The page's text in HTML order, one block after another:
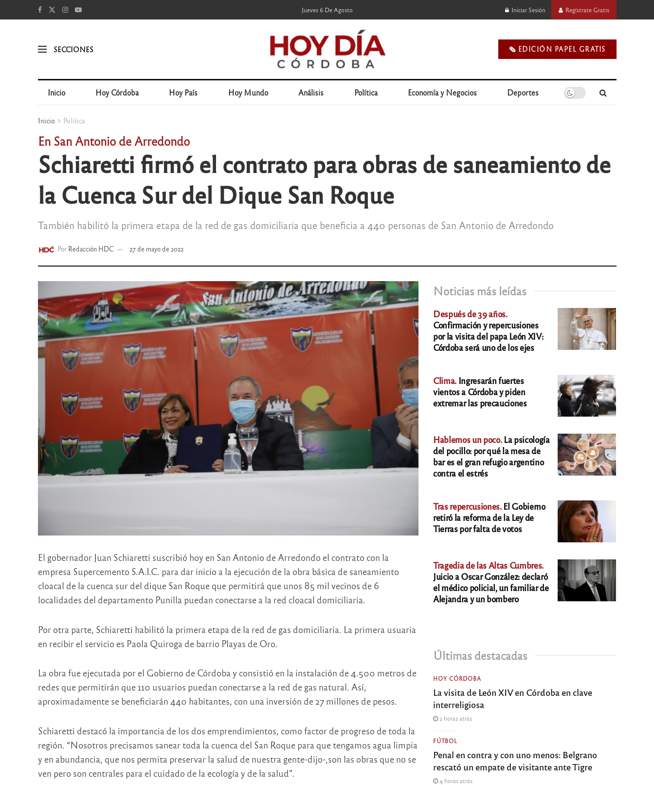
Jueves 6 De Agosto Iniciar Sesión Regístrate Gratis
SECCIONES 🗞️ EDICIÓN PAPEL GRATIS
Inicio Hoy Córdoba Hoy País Hoy Mundo Análisis Política Economía y Negocios Deportes
Inicio Política
En San Antonio de Arredondo
Schiaretti firmó el contrato para obras de saneamiento de
la Cuenca Sur del Dique San Roque
También habilitó la primera etapa de la red de gas domiciliaria que beneficia a 440 personas de San Antonio de Arredondo
Por Redacción HDC 27 de mayo de 2022
El gobernador Juan Schiaretti suscribió hoy en San Antonio de Arredondo el contrato con la
empresa Supercemento S.A.I.C. para dar inicio a la ejecución de la obra básica de saneamiento
cloacal de la cuenca sur del dique San Roque que permitirá que unos 85 mil vecinos de 6
localidades del departamento Punilla puedan conectarse a la red cloacal domiciliaria.
Por otra parte, Schiaretti habilitó la primera etapa de la red de gas domiciliaria. La primera usuaria
en recibir el servicio es Paola Quiroga de barrio Playas de Oro.
La obra fue ejecutada por el Gobierno de Córdoba y consistió en la instalación de 4.500 metros de
redes que permitirán que 110 usuarios puedan conectarse a la red de gas natural. Así,
aproximadamente se beneficiarán 440 habitantes, con una inversión de 27 millones de pesos.
Schiaretti destacó la importancia de los dos emprendimientos, como factor de progreso de toda la
región. “Nosotros precisamos sanear toda la cuenca del San Roque para que tengamos agua limpia
y en abundancia, que nos permita preservar la salud de nuestra gente-dijo-,son las obras que no se
ven pero son centrales para el cuidado de la ecología y de la salud”.
Noticias más leídas
Después de 39 años.
Confirmación y repercusiones
por la visita del papa León XIV:
Córdoba será uno de los ejes
Clima. Ingresarán fuertes
vientos a Córdoba y piden
extremar las precauciones
Hablemos un poco.La psicología
del pocillo: por qué la mesa de
bar es el gran refugio argentino
contra el estrés
Tras repercusiones.El Gobierno
retiró la reforma de la Ley de
Tierras por falta de votos
Tragedia de las Altas Cumbres.
Juicio a Oscar González: declaró
el médico policial, un familiar de
Alejandra y un bombero
Últimas destacadas
HOY CÓRDOBA
La visita de León XIV en Córdoba en clave
interreligiosa
2 horas atrás
FÚTBOL
Penal en contra y con uno menos: Belgrano
rescató un empate de visitante ante Tigre
4 horas atrás